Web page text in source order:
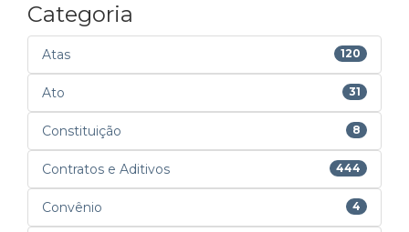
Categoria
Atas 120
Ato 31
Constituição 8
Contratos e Aditivos 444
Convênio 4